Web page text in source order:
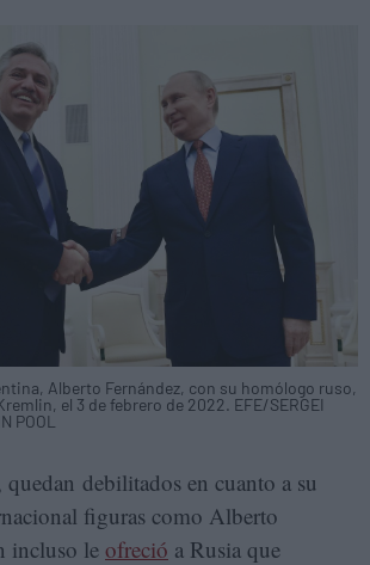
Alberto Fernández, con su homólogo ruso,
el 3 de febrero de 2022. EFE/SERGEI
POOL
debilitados en cuanto a su
figuras como Alberto
incluso le ofreció a Rusia que